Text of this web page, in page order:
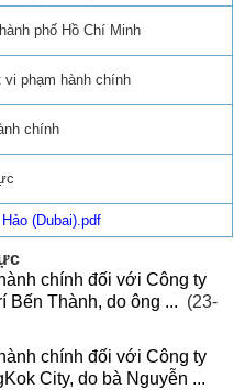
phố Hồ Chí Minh
phạm hành chính
chính
(Dubai).pdf
chính đối với Công ty
Bến Thành, do ông ... (23-
chính đối với Công ty
City, do bà Nguyễn ...